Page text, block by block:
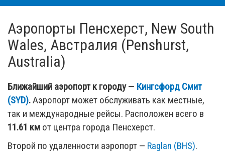
Аэропорты Пенсхерст, New South
Wales, Австралия (Penshurst,
Australia)
Ближайший аэропорт к городу — Кингсфорд Смит
(SYD).Аэропорт может обслуживать как местные,
так и международные рейсы. Расположен всего в
11.61 км от центра города Пенсхерст.
Второй по удаленности аэропорт — Raglan (BHS).